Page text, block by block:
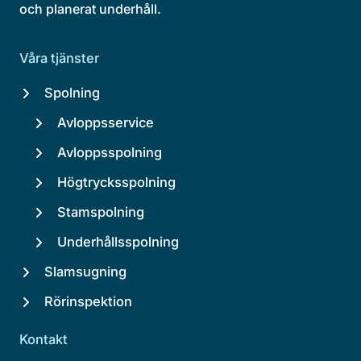
och planerat underhåll.
Våra tjänster
Spolning
Avloppsservice
Avloppsspolning
Högtrycksspolning
Stamspolning
Underhållsspolning
Slamsugning
Rörinspektion
Kontakt